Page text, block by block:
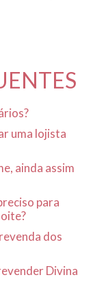
uma lojista
ainda assim
para
dos
Divina